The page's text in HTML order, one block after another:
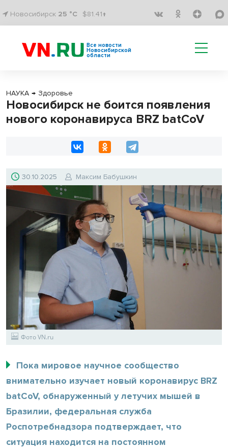
Новосибирск 25 °C $81.41↑
Все новости
Новосибирской
области
НАУКА → Здоровье
Новосибирск не боится появления
нового коронавируса BRZ batCoV
30.10.2025 Максим Бабушкин
Фото VN.ru
Пока мировое научное сообщество
внимательно изучает новый коронавирус BRZ
batCoV, обнаруженный у летучих мышей в
Бразилии, федеральная служба
Роспотребнадзора подтверждает, что
ситуация находится на постоянном